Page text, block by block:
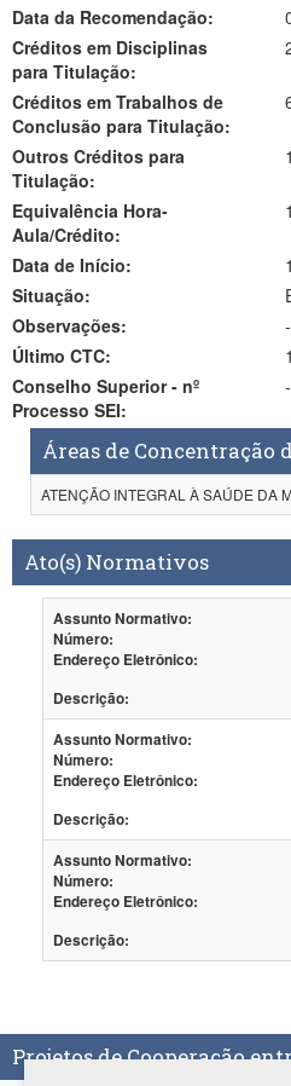
Data da Recomendação:
Créditos em Disciplinas
para Titulação:
Créditos em Trabalhos de
Conclusão para Titulação:
Outros Créditos para
Titulação:
Equivalência Hora-
Aula/Crédito:
Data de Início:
Situação:
Observações:
-
Último CTC:
Conselho Superior - nº
Processo SEI:
-
Áreas de Concentração
ATENÇÃO INTEGRAL À SAÚDE DA
Ato(s) Normativos
Assunto Normativo:
Número:
Endereço Eletrônico:
Descrição:
Assunto Normativo:
Número:
Endereço Eletrônico:
Descrição:
Assunto Normativo:
Número:
Endereço Eletrônico:
Descrição:
Projetos de Cooperação